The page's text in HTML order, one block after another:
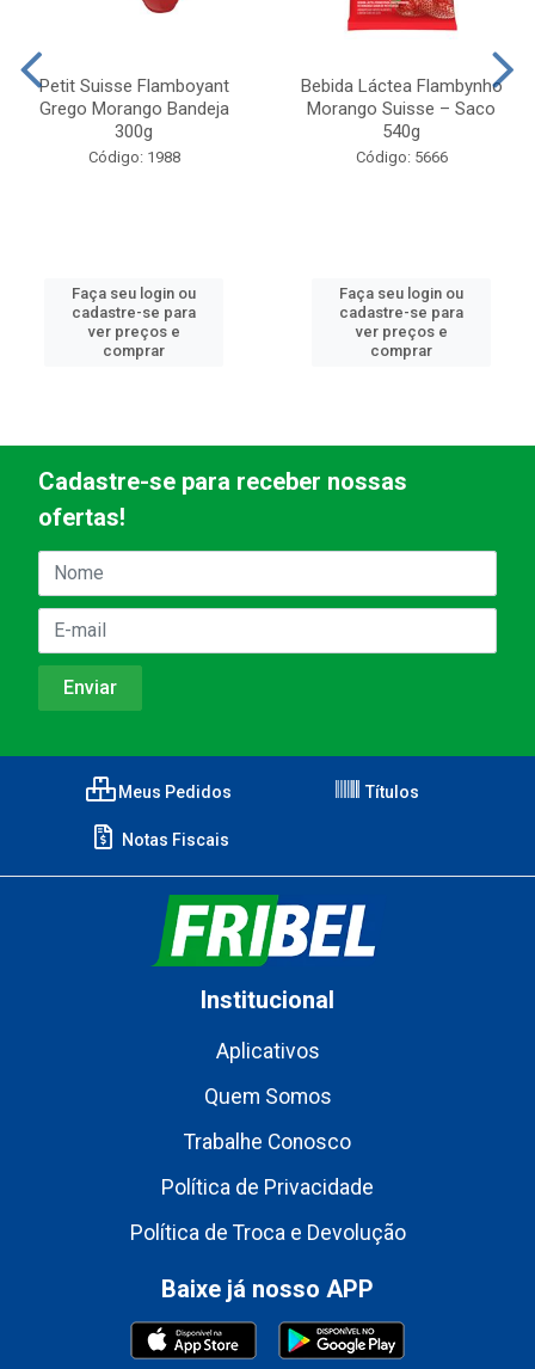
Petit Suisse Flamboyant
Grego Morango Bandeja
300g
Código: 1988
Faça seu login ou
cadastre-se para
ver preços e
comprar
Bebida Láctea Flambynho
Morango Suisse – Saco
540g
Código: 5666
Faça seu login ou
cadastre-se para
ver preços e
comprar
Cadastre-se para receber nossas
ofertas!
Meus Pedidos Títulos
Notas Fiscais
Institucional
Aplicativos
Quem Somos
Trabalhe Conosco
Política de Privacidade
Política de Troca e Devolução
Baixe já nosso APP